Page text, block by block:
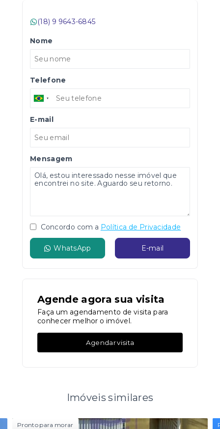
(18) 9 9643-6845
Nome
Telefone
E-mail
Mensagem
Concordo com a Política de Privacidade
WhatsApp E-mail
Agende agora sua visita
Faça um agendamento de visita para
conhecer melhor o imóvel.
Agendar visita
Imóveis similares
Pronto para morar